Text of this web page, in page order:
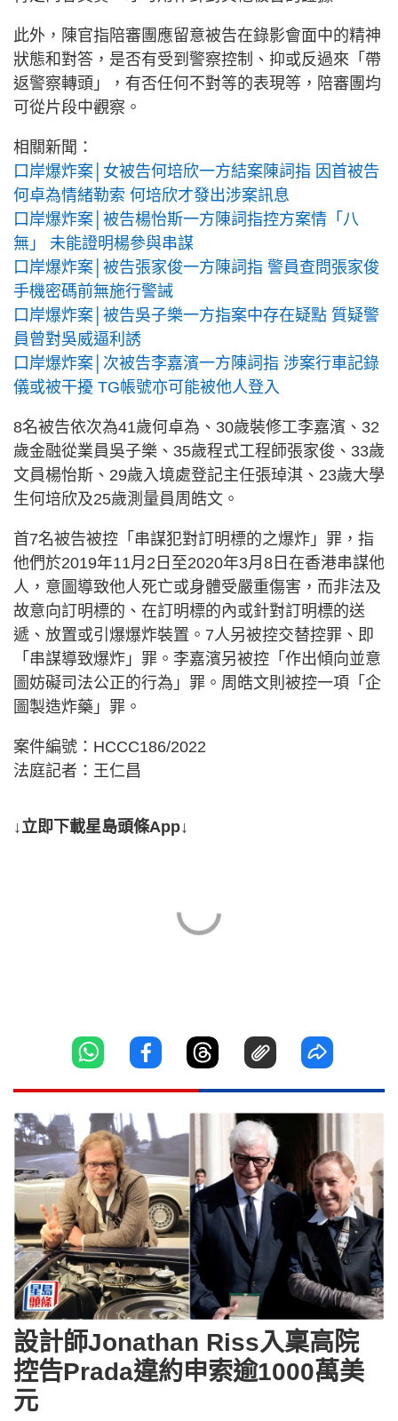
此外，陳官指陪審團應留意被告在錄影會面中的精神
狀態和對答，是否有受到警察控制、抑或反過來「帶
返警察轉頭」，有否任何不對等的表現等，陪審團均
可從片段中觀察。
相關新聞：
口岸爆炸案│女被告何培欣一方結案陳詞指 因首被告
何卓為情緒勒索 何培欣才發出涉案訊息
口岸爆炸案│被告楊怡斯一方陳詞指控方案情「八
無」 未能證明楊參與串謀
口岸爆炸案│被告張家俊一方陳詞指 警員查問張家俊
手機密碼前無施行警誡
口岸爆炸案│被告吳子樂一方指案中存在疑點 質疑警
員曾對吳威逼利誘
口岸爆炸案│次被告李嘉濱一方陳詞指 涉案行車記錄
儀或被干擾 TG帳號亦可能被他人登入
8名被告依次為41歲何卓為、30歲裝修工李嘉濱、32
歲金融從業員吳子樂、35歲程式工程師張家俊、33歲
文員楊怡斯、29歲入境處登記主任張琸淇、23歲大學
生何培欣及25歲測量員周皓文。
首7名被告被控「串謀犯對訂明標的之爆炸」罪，指
他們於2019年11月2日至2020年3月8日在香港串謀他
人，意圖導致他人死亡或身體受嚴重傷害，而非法及
故意向訂明標的、在訂明標的內或針對訂明標的送
遞、放置或引爆爆炸裝置。7人另被控交替控罪、即
「串謀導致爆炸」罪。李嘉濱另被控「作出傾向並意
圖妨礙司法公正的行為」罪。周皓文則被控一項「企
圖製造炸藥」罪。
案件編號：HCCC186/2022
法庭記者：王仁昌
↓立即下載星島頭條App↓
設計師Jonathan Riss入稟高院
控告Prada違約申索逾1000萬美
元